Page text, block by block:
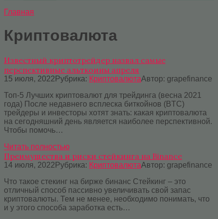
Главная
Криптовалюта
Известный криптотрейдер назвал самые
перспективные альткоины апреля
15 июля, 2022 Рубрика: КриптовалютаАвтор: grapefinance
Топ-5 Лучших криптовалют для трейдинга (весна 2021
года) После недавнего всплеска биткойнов (BTC)
трейдеры и инвесторы хотят знать: какая криптовалюта
на сегодняшний день является наиболее перспективной.
Чтобы помочь…
Читать полностью
Преимущества и риски стейкинга на Binance
14 июля, 2022 Рубрика: КриптовалютаАвтор: grapefinance
Что такое стекинг на бирже бинанс Стейкинг – это
отличный способ пассивно увеличивать свой запас
криптовалюты. Тем не менее, необходимо понимать, что
и у этого способа заработка есть…